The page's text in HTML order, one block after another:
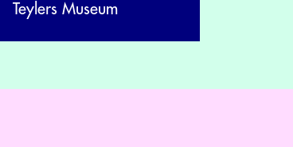
Teylers Museum